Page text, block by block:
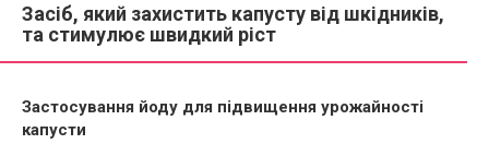
Засіб, який захистить капусту від шкідників,
та стимулює швидкий ріст
Застосування йоду для підвищення урожайності
капусти